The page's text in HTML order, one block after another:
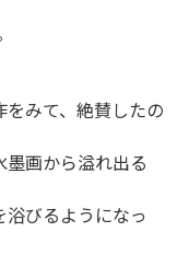
みて、絶賛したの
画から溢れ出る
びるようになっ